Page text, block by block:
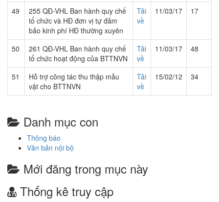
49
255 QĐ-VHL Ban hành quy chế
tổ chức và HĐ đơn vị tự đảm
bảo kinh phí HĐ thường xuyên
Tải
về
11/03/17 17
50
261 QĐ-VHL Ban hành quy chế
tổ chức hoạt động của BTTNVN
Tải
về
11/03/17 48
51
Hỗ trợ công tác thu thập mẫu
vật cho BTTNVN
Tải
về
15/02/12 34
Danh mục con
Thông báo
Văn bản nội bộ
Mới đăng trong mục này
Thống kê truy cập